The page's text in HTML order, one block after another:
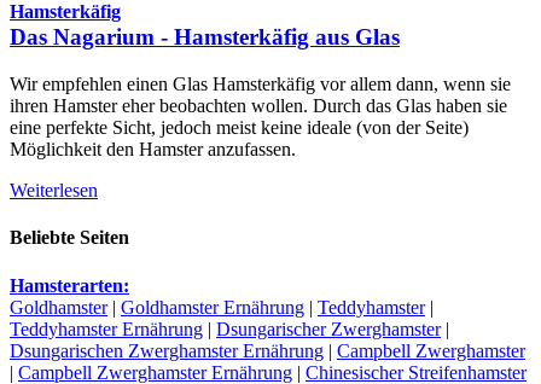
Hamsterkäfig
Das Nagarium - Hamsterkäfig aus Glas
Wir empfehlen einen Glas Hamsterkäfig vor allem dann, wenn sie
ihren Hamster eher beobachten wollen. Durch das Glas haben sie
eine perfekte Sicht, jedoch meist keine ideale (von der Seite)
Möglichkeit den Hamster anzufassen.
Weiterlesen
Beliebte Seiten
Hamsterarten:
Goldhamster| Goldhamster Ernährung | Teddyhamster|
Teddyhamster Ernährung | Dsungarischer Zwerghamster|
Dsungarischen Zwerghamster Ernährung | Campbell Zwerghamster
| Campbell Zwerghamster Ernährung | Chinesischer Streifenhamster